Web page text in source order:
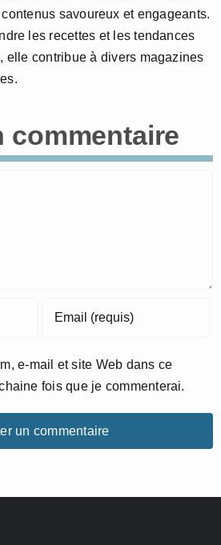
savoureux et engageants.
les recettes et les tendances
elle contribue à divers magazines
commentaire
e-mail et site Web dans ce
fois que je commenterai.